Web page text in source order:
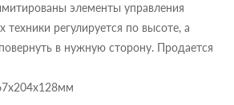
элементы управления
регулируется по высоте, а
в нужную сторону. Продается